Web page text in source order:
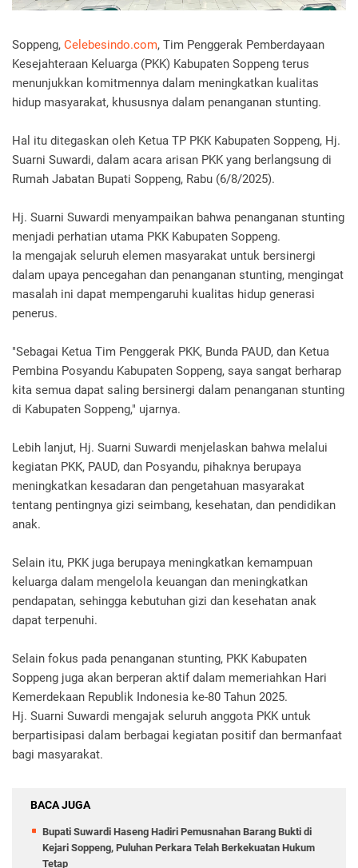
Soppeng, Celebesindo.com, Tim Penggerak Pemberdayaan
Kesejahteraan Keluarga (PKK) Kabupaten Soppeng terus
menunjukkan komitmennya dalam meningkatkan kualitas
hidup masyarakat, khususnya dalam penanganan stunting.
Hal itu ditegaskan oleh Ketua TP PKK Kabupaten Soppeng, Hj.
Suarni Suwardi, dalam acara arisan PKK yang berlangsung di
Rumah Jabatan Bupati Soppeng, Rabu (6/8/2025).
Hj. Suarni Suwardi menyampaikan bahwa penanganan stunting
menjadi perhatian utama PKK Kabupaten Soppeng.
Ia mengajak seluruh elemen masyarakat untuk bersinergi
dalam upaya pencegahan dan penanganan stunting, mengingat
masalah ini dapat mempengaruhi kualitas hidup generasi
penerus.
"Sebagai Ketua Tim Penggerak PKK, Bunda PAUD, dan Ketua
Pembina Posyandu Kabupaten Soppeng, saya sangat berharap
kita semua dapat saling bersinergi dalam penanganan stunting
di Kabupaten Soppeng," ujarnya.
Lebih lanjut, Hj. Suarni Suwardi menjelaskan bahwa melalui
kegiatan PKK, PAUD, dan Posyandu, pihaknya berupaya
meningkatkan kesadaran dan pengetahuan masyarakat
tentang pentingnya gizi seimbang, kesehatan, dan pendidikan
anak.
Selain itu, PKK juga berupaya meningkatkan kemampuan
keluarga dalam mengelola keuangan dan meningkatkan
pendapatan, sehingga kebutuhan gizi dan kesehatan anak
dapat terpenuhi.
Selain fokus pada penanganan stunting, PKK Kabupaten
Soppeng juga akan berperan aktif dalam memeriahkan Hari
Kemerdekaan Republik Indonesia ke-80 Tahun 2025.
Hj. Suarni Suwardi mengajak seluruh anggota PKK untuk
berpartisipasi dalam berbagai kegiatan positif dan bermanfaat
bagi masyarakat.
BACA JUGA
Bupati Suwardi Haseng Hadiri Pemusnahan Barang Bukti di
Kejari Soppeng, Puluhan Perkara Telah Berkekuatan Hukum
Tetap